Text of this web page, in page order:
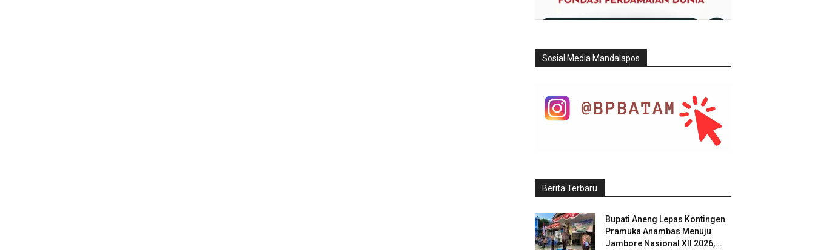
Sosial Media Mandalapos
Berita Terbaru
Bupati Aneng Lepas Kontingen
Pramuka Anambas Menuju
Jambore Nasional XII 2026,...